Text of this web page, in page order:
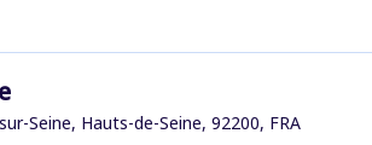
Seine, Hauts-de-Seine, 92200, FRA